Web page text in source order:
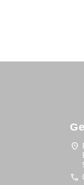
location_on
call